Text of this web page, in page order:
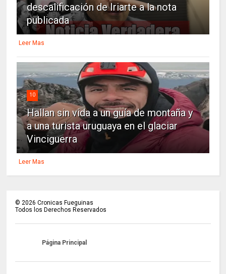
descalificación de Iriarte a la nota
publicada
Leer Mas
10
Hallan sin vida a un guía de montaña y
a una turista uruguaya en el glaciar
Vinciguerra
Leer Mas
© 2026 Cronicas Fueguinas
Todos los Derechos Reservados
Página Principal